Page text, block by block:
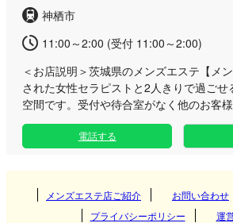
神栖市
11:00～2:00 (受付 11:00～2:00)
＜お店説明＞茨城県のメンズエステ【メ
された女性セラピストと2人きりで過ごせ
空間です。受付や待合室がなく他のお客
め、心からリラックスしていただけます
神的なストレスから解放され、心身とも
では、その日の体調やご気分に寄り添い
施術をお楽しみいただけます。洗練され
心で、あなただけの至福のひとときを演
電話する
メンズエステ店ご紹介 お問い合わせ
プライバシーポリシー
運